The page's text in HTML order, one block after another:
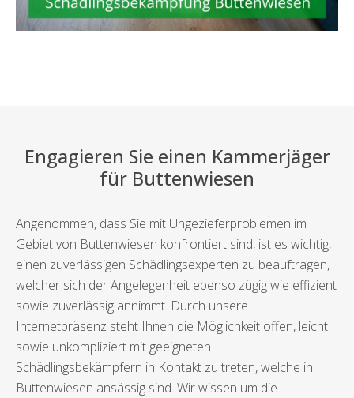
Engagieren Sie einen Kammerjäger
für Buttenwiesen
Angenommen, dass Sie mit Ungezieferproblemen im
Gebiet von Buttenwiesen konfrontiert sind, ist es wichtig,
einen zuverlässigen Schädlingsexperten zu beauftragen,
welcher sich der Angelegenheit ebenso zügig wie effizient
sowie zuverlässig annimmt. Durch unsere
Internetpräsenz steht Ihnen die Möglichkeit offen, leicht
sowie unkompliziert mit geeigneten
Schädlingsbekämpfern in Kontakt zu treten, welche in
Buttenwiesen ansässig sind. Wir wissen um die